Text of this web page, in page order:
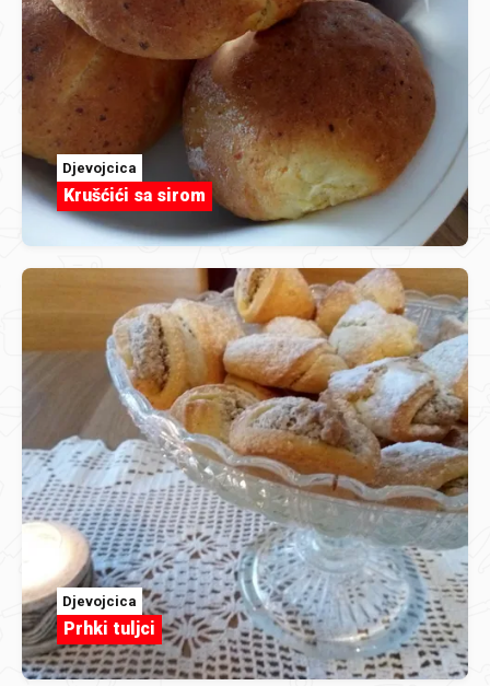
Djevojcica
Krušćići sa sirom
Djevojcica
Prhki tuljci